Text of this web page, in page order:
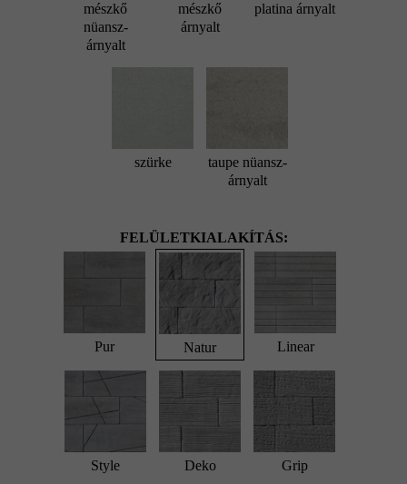
mészkő
nüansz-
árnyalt
mészkő
árnyalt
platina árnyalt
szürke
taupe nüansz-
árnyalt
FELÜLETKIALAKÍTÁS:
Pur Natur Linear
Style Deko Grip